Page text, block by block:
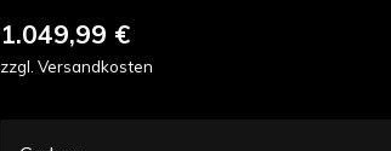
1.049,99 €
zzgl. Versandkosten